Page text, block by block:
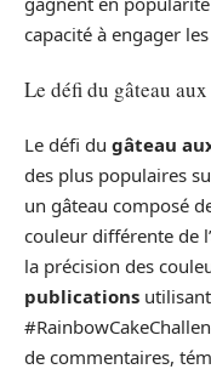
capacité à engager
Le défi du gâteau
Le défi du gâteau
des plus populaires
un gâteau composé
couleur différente de
la précision des
publications
de commentaires,